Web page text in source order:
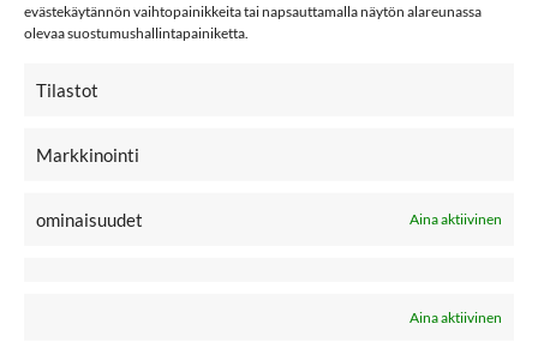
evästekäytännön vaihtopainikkeita tai napsauttamalla näytön alareunassa
olevaa suostumushallintapainiketta.
Tilastot
Markkinointi
ominaisuudet Aina aktiivinen
Aina aktiivinen